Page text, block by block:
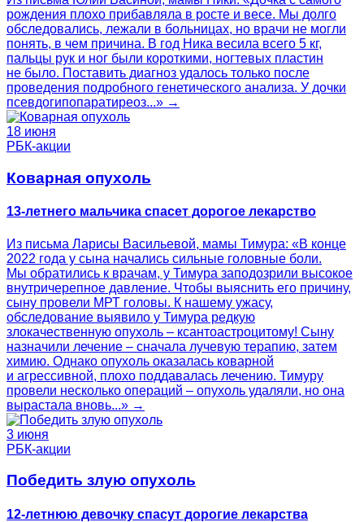
рождения плохо прибавляла в росте и весе. Мы долго
обследовались, лежали в больницах, но врачи не могли
понять, в чем причина. В год Ника весила всего 5 кг,
пальцы рук и ног были короткими, ногтевых пластин
не было. Поставить диагноз удалось только после
проведения подробного генетического анализа. У дочки
псевдогипопаратиреоз...» →
18 июня
РБК-акции
Коварная опухоль
13-летнего мальчика спасет дорогое лекарство
Из письма Ларисы Васильевой, мамы Тимура: «В конце
2022 года у сына начались сильные головные боли.
Мы обратились к врачам, у Тимура заподозрили высокое
внутричерепное давление. Чтобы выяснить его причину,
сыну провели МРТ головы. К нашему ужасу,
обследование выявило у Тимура редкую
злокачественную опухоль – ксантоастроцитому! Сыну
назначили лечение – сначала лучевую терапию, затем
химию. Однако опухоль оказалась коварной
и агрессивной, плохо поддавалась лечению. Тимуру
провели несколько операций – опухоль удаляли, но она
вырастала вновь...» →
3 июня
РБК-акции
Победить злую опухоль
12-летнюю девочку спасут дорогие лекарства